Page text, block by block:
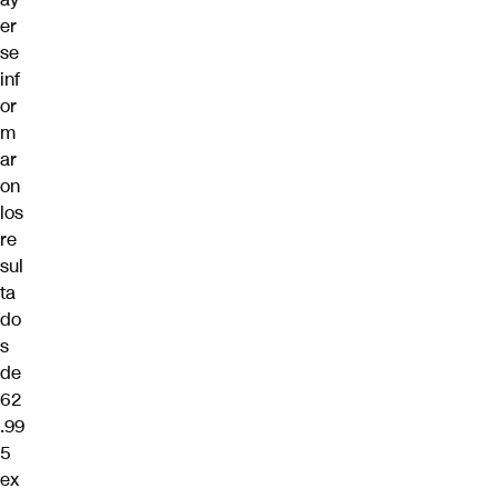
er
se
inf
or
m
ar
on
los
re
sul
ta
do
s
de
62
.99
5
ex